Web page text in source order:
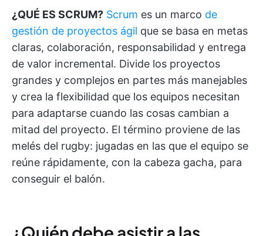
¿QUÉ ES SCRUM? Scrum es un marco de
gestión de proyectos ágil que se basa en metas
claras, colaboración, responsabilidad y entrega
de valor incremental. Divide los proyectos
grandes y complejos en partes más manejables
y crea la flexibilidad que los equipos necesitan
para adaptarse cuando las cosas cambian a
mitad del proyecto. El término proviene de las
melés del rugby: jugadas en las que el equipo se
reúne rápidamente, con la cabeza gacha, para
conseguir el balón.